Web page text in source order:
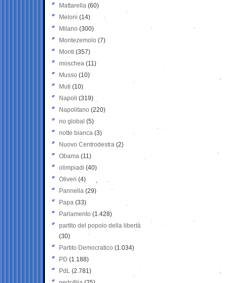
Mattarella (60)
Meloni (14)
Milano (300)
Montezemolo (7)
Monti (357)
moschea (11)
Musso (10)
Muti (10)
Napoli (319)
Napolitano (220)
no global (5)
notte bianca (3)
Nuovo Centrodestra (2)
Obama (11)
olimpiadi (40)
Oliveri (4)
Pannella (29)
Papa (33)
Parlamento (1.428)
partito del popolo della libertà
(30)
Partito Democratico (1.034)
PD (1.188)
PdL (2.781)